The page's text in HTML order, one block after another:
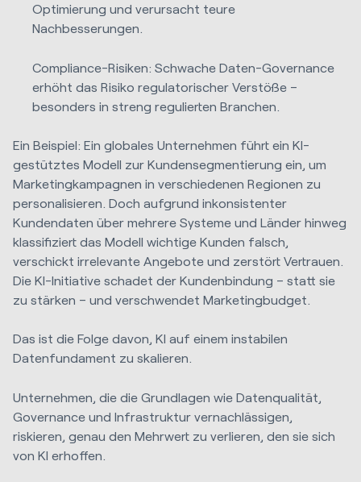
Optimierung und verursacht teure
Nachbesserungen.
Compliance-Risiken: Schwache Daten-Governance
erhöht das Risiko regulatorischer Verstöße –
besonders in streng regulierten Branchen.
Ein Beispiel: Ein globales Unternehmen führt ein KI-
gestütztes Modell zur Kundensegmentierung ein, um
Marketingkampagnen in verschiedenen Regionen zu
personalisieren. Doch aufgrund inkonsistenter
Kundendaten über mehrere Systeme und Länder hinweg
klassifiziert das Modell wichtige Kunden falsch,
verschickt irrelevante Angebote und zerstört Vertrauen.
Die KI-Initiative schadet der Kundenbindung – statt sie
zu stärken – und verschwendet Marketingbudget.
Das ist die Folge davon, KI auf einem instabilen
Datenfundament zu skalieren.
Unternehmen, die die Grundlagen wie Datenqualität,
Governance und Infrastruktur vernachlässigen,
riskieren, genau den Mehrwert zu verlieren, den sie sich
von KI erhoffen.